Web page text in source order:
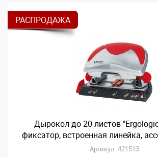
РАСПРОДАЖА
Дырокол до 20 листов
фиксатор, встроенная линейка,
Артикул: 421513